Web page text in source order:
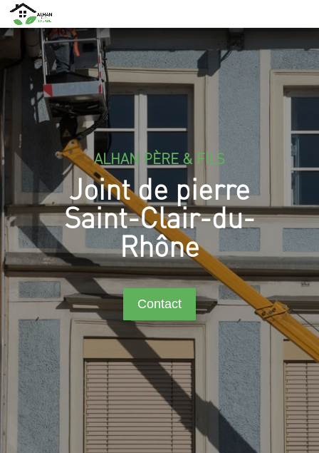
ALHAN PÈRE & FILS
Joint de pierre
Saint-Clair-du-
Rhône
Contact